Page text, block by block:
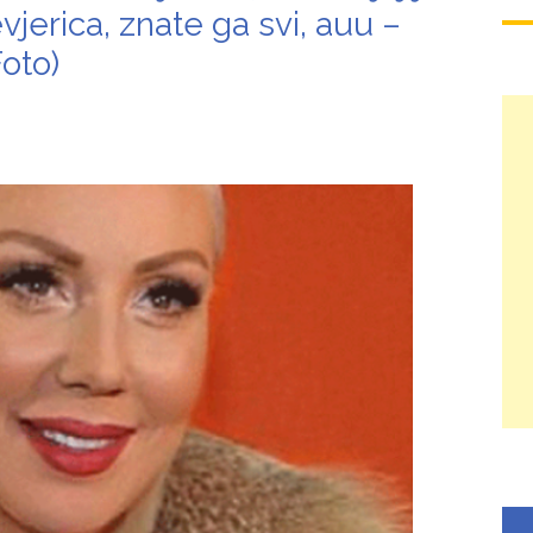
3 žene i hoće još: Kad me jedna naIjuti, onda joj ne dam s*ks
znate ga svi, auu –